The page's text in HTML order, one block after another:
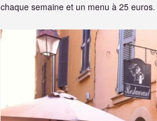
chaque semaine et un menu à 25 euros.